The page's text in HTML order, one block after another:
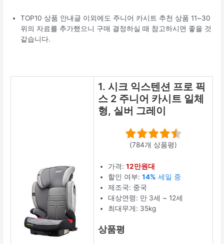
TOP10 상품 안내글 이외에도 주니어 카시트 추천 상품 11~30
위의 자료를 추가했으니 구매 결정하실 때 참고하시면 좋을 것
같습니다.
1. 시크 익스텐션 프로 픽
스 2 주니어 카시트 일체
형, 실버 그레이
(784개 상품평)
가격:12만원대
할인 여부:14% 세일 중
제조국: 중국
대상연령: 만 3세 ~ 12세
최대무게: 35kg
상품평